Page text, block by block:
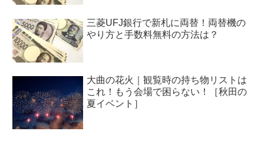
三菱UFJ銀行で新札に両替！両替機の
やり方と手数料無料の方法は？
大曲の花火｜観覧時の持ち物リストは
これ！もう会場で困らない！［秋田の
夏イベント］